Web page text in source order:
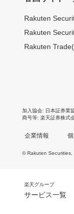
Rakuten
Rakuten
Rakuten
加入協会 日本証券業
商号等 楽天証券株式
企業情報
© Rakuten Securities,
楽天グループ
サービス一覧